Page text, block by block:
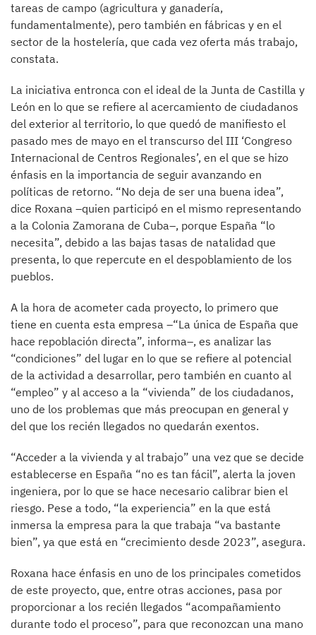
tareas de campo (agricultura y ganadería,
fundamentalmente), pero también en fábricas y en el
sector de la hostelería, que cada vez oferta más trabajo,
constata.
La iniciativa entronca con el ideal de la Junta de Castilla y
León en lo que se refiere al acercamiento de ciudadanos
del exterior al territorio, lo que quedó de manifiesto el
pasado mes de mayo en el transcurso del III ‘Congreso
Internacional de Centros Regionales’, en el que se hizo
énfasis en la importancia de seguir avanzando en
políticas de retorno. “No deja de ser una buena idea”,
dice Roxana –quien participó en el mismo representando
a la Colonia Zamorana de Cuba–, porque España “lo
necesita”, debido a las bajas tasas de natalidad que
presenta, lo que repercute en el despoblamiento de los
pueblos.
A la hora de acometer cada proyecto, lo primero que
tiene en cuenta esta empresa –“La única de España que
hace repoblación directa”, informa–, es analizar las
“condiciones” del lugar en lo que se refiere al potencial
de la actividad a desarrollar, pero también en cuanto al
“empleo” y al acceso a la “vivienda” de los ciudadanos,
uno de los problemas que más preocupan en general y
del que los recién llegados no quedarán exentos.
“Acceder a la vivienda y al trabajo” una vez que se decide
establecerse en España “no es tan fácil”, alerta la joven
ingeniera, por lo que se hace necesario calibrar bien el
riesgo. Pese a todo, “la experiencia” en la que está
inmersa la empresa para la que trabaja “va bastante
bien”, ya que está en “crecimiento desde 2023”, asegura.
Roxana hace énfasis en uno de los principales cometidos
de este proyecto, que, entre otras acciones, pasa por
proporcionar a los recién llegados “acompañamiento
durante todo el proceso”, para que reconozcan una mano